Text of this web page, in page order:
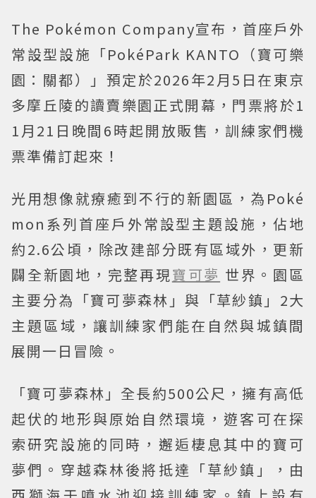
The Pokémon Company宣布，首座戶外
常設型設施「PokéPark KANTO（寶可樂
園：關都）」預定於2026年2月5日在東京
多摩丘陵的讀賣樂園正式開幕，門票將於1
1月21日晚間6時起開放販售，訓練家們機
票準備訂起來！
光用想像就療癒到不行的新園區，為Poké
mon系列首座戶外常設型主題設施，佔地
約2.6公頃，除改建部分既有區域外，更新
闢全新園地，完整再現寶可夢 世界。園區
主要分為「寶可夢森林」與「草紗鎮」2大
主題區域，讓訓練家們能在自然與城鎮間
展開一日冒險。
「寶可夢森林」全長約500公尺，擁有高低
起伏的地形與原始自然環境，遊客可在探
索研究設施的同時，邂逅棲息其中的寶可
夢們。穿越森林後將抵達「草紗鎮」，由